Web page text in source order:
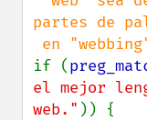
partes de
if (
el mejor
web." )) {